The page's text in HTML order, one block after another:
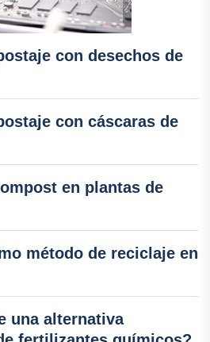
con desechos de
con cáscaras de
en plantas de
método de reciclaje en
una alternativa